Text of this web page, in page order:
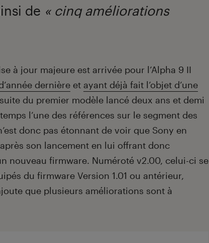
de « cinq améliorations
à jour majeure est arrivée pour l’Alpha 9 II
dernière et ayant déjà fait l’objet d’une
du premier modèle lancé deux ans et demi
l’une des références sur le segment des
donc pas étonnant de voir que Sony en
son lancement en lui offrant donc
nouveau firmware. Numéroté v2.00, celui-ci se
du firmware Version 1.01 ou antérieur,
que plusieurs améliorations sont à